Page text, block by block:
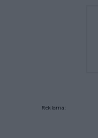
Reklama: